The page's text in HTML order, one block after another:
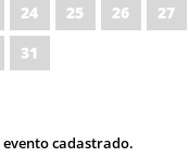
24 25 26 27
31
evento cadastrado.